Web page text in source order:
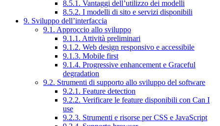
8.5.1. Vantaggi dell’utilizzo dei modelli
8.5.2. I modelli di sito e servizi disponibili
9. Sviluppo dell’interfaccia
9.1. Approccio allo sviluppo
9.1.1. Attività preliminari
9.1.2. Web design responsivo e accessibile
9.1.3. Mobile first
9.1.4. Progressive enhancement e Graceful
degradation
9.2. Strumenti di supporto allo sviluppo del software
9.2.1. Feature detection
9.2.2. Verificare le feature disponibili con Can I
use
9.2.3. Strumenti e risorse per CSS e JavaScript